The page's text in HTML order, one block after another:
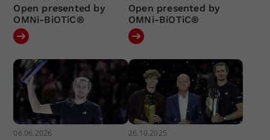
Open presented by
OMNi-BiOTiC®
Open presented by
OMNi-BiOTiC®
06.06.2026 26.10.2025